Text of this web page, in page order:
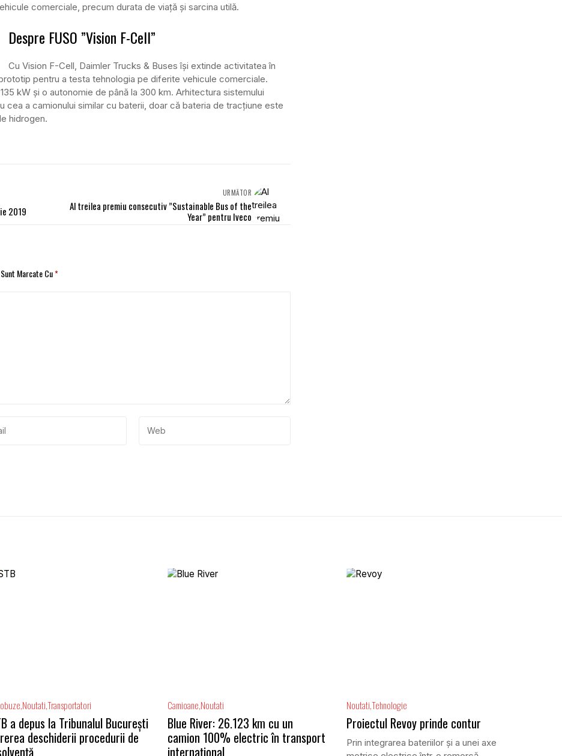
comerciale, precum durata de viață și sarcina utilă.
Despre FUSO ”Vision F-Cell”
Cu Vision F-Cell, Daimler Trucks & Buses își extinde activitatea în
pentru a testa tehnologia pe diferite vehicule comerciale.
kW și o autonomie de până la 300 km. Arhitectura sistemului
a camionului similar cu baterii, doar că bateria de tracțiune este
hidrogen.
2019
URMĂTOR
Al treilea premiu consecutiv ”Sustainable Bus of the
Year” pentru Iveco
Marcate Cu*
NoutatiTransportatori
a depus la Tribunalul București
deschiderii procedurii de
Camioane Noutati
Blue River: 26.123 km cu un
camion 100% electric în transport
internațional
NoutatiTehnologie
Proiectul Revoy prinde contur
Prin integrarea bateriilor și a unei axe